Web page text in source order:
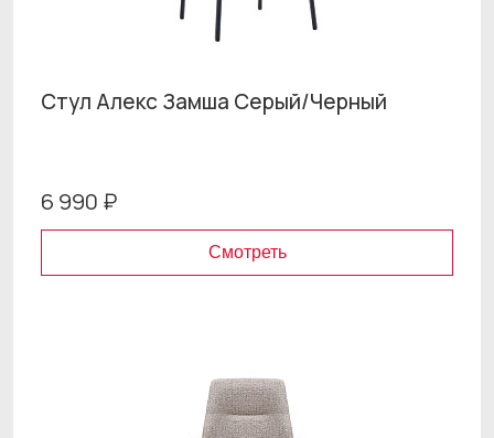
Стул Алекс Замша Серый/Черный
6 990 ₽
Смотреть